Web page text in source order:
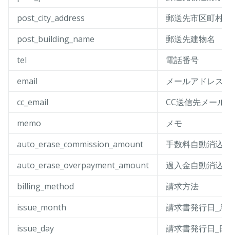
post_city_address
郵送先市区町村
post_building_name
郵送先建物名
tel
電話番号
email
メールアドレス
cc_email
CC送信先メール
memo
メモ
auto_erase_commission_amount
手数料自動消込
auto_erase_overpayment_amount
過入金自動消込
billing_method
請求方法
issue_month
請求書発行日_月
issue_day
請求書発行日_日